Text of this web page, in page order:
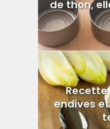
de thon,
Recette
endives